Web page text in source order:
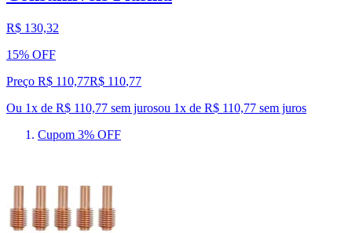
R$ 130,32
15% OFF
Preço R$ 110,77R$ 110,77
Ou 1x de R$ 110,77 sem jurosou 1x de R$ 110,77 sem juros
Cupom 3% OFF